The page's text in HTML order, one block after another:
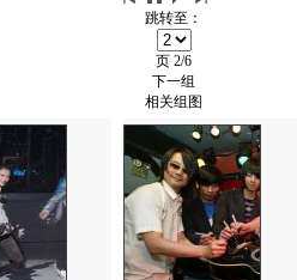
跳转至：
页 2/6
下一组
相关组图